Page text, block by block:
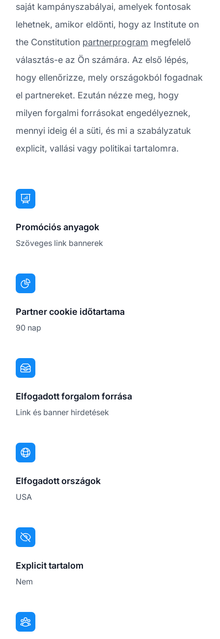
saját kampányszabályai, amelyek fontosak
lehetnek, amikor eldönti, hogy az Institute on
the Constitution partnerprogram megfelelő
választás-e az Ön számára. Az első lépés,
hogy ellenőrizze, mely országokból fogadnak
el partnereket. Ezután nézze meg, hogy
milyen forgalmi forrásokat engedélyeznek,
mennyi ideig él a süti, és mi a szabályzatuk
explicit, vallási vagy politikai tartalomra.
Promóciós anyagok
Szöveges link bannerek
Partner cookie időtartama
90 nap
Elfogadott forgalom forrása
Link és banner hirdetések
Elfogadott országok
USA
Explicit tartalom
Nem